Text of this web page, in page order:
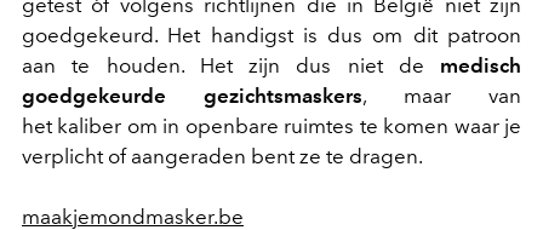
getest òf volgens richtlijnen die in België niet zijn
goedgekeurd. Het handigst is dus om dit patroon
aan te houden. Het zijn dus niet de medisch
goedgekeurde gezichtsmaskers, maar van
het kaliber om in openbare ruimtes te komen waar je
verplicht of aangeraden bent ze te dragen.
maakjemondmasker.be